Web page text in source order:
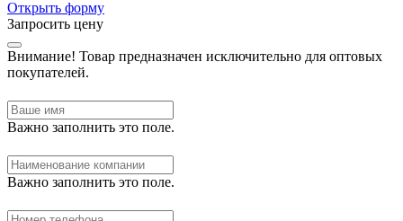
Открыть форму
Запросить цену
Внимание! Товар предназначен исключительно для оптовых
покупателей.
Важно заполнить это поле.
Важно заполнить это поле.